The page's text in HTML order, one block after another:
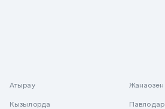
Атырау Жанаозен
Кызылорда Павлодар